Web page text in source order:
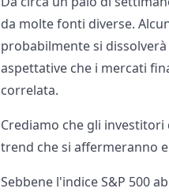
da molte fonti diverse.
probabilmente si
aspettative che i mercati
correlata.
Crediamo che gli
trend che si affermeranno
Sebbene l'indice S&P 500